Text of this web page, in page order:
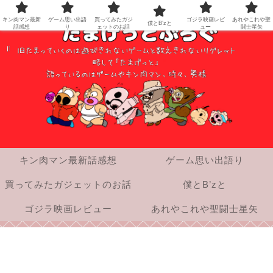
キン肉マン最新話感想 ゲーム思い出語り
買ってみたガジェットのお話 僕とB’zと
ゴジラ映画レビュー あれやこれや聖闘士星矢
キン肉マン最新
話感想
ゲーム思い出語
り
買ってみたガジ
ェットのお話
僕とB’zと
ゴジラ映画レビ
ュー
あれやこれや聖
闘士星矢